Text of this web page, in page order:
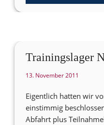
Trainingslager
13. November 2011
Eigentlich hatten wir
einstimmig
Abfahrt plus